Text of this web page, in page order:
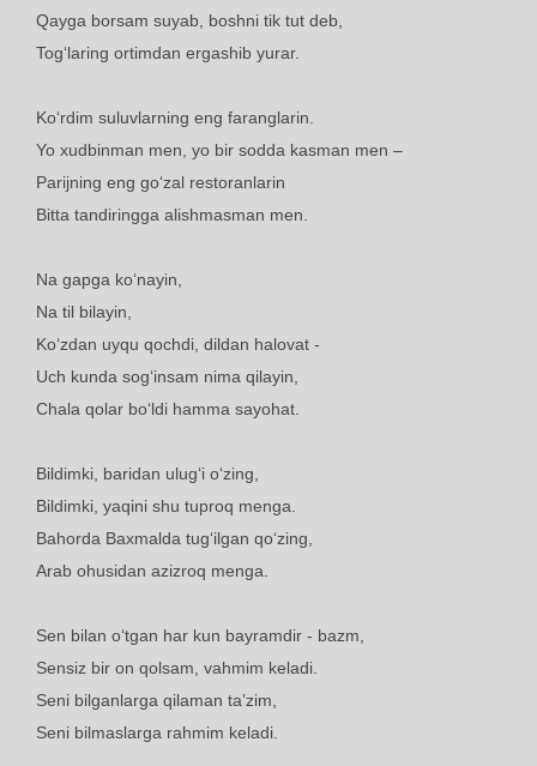
Qayga borsam suyab, boshni tik tut deb,
Tog‘laring ortimdan ergashib yurar.
Ko‘rdim suluvlarning eng faranglarin.
Yo xudbinman men, yo bir sodda kasman men –
Parijning eng go‘zal restoranlarin
Bitta tandiringga alishmasman men.
Na gapga ko‘nayin,
Na til bilayin,
Ko‘zdan uyqu qochdi, dildan halovat -
Uch kunda sog‘insam nima qilayin,
Chala qolar bo‘ldi hamma sayohat.
Bildimki, baridan ulug‘i o‘zing,
Bildimki, yaqini shu tuproq menga.
Bahorda Baxmalda tug‘ilgan qo‘zing,
Arab ohusidan azizroq menga.
Sen bilan o‘tgan har kun bayramdir - bazm,
Sensiz bir on qolsam, vahmim keladi.
Seni bilganlarga qilaman ta’zim,
Seni bilmaslarga rahmim keladi.